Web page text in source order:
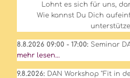
Lohnt es sich für uns,
Wie kannst Du Dich
8.8.2026 09:00 - 17:00: Seminar
mehr lesen...
9.8.2026: DAN Workshop "Fit in